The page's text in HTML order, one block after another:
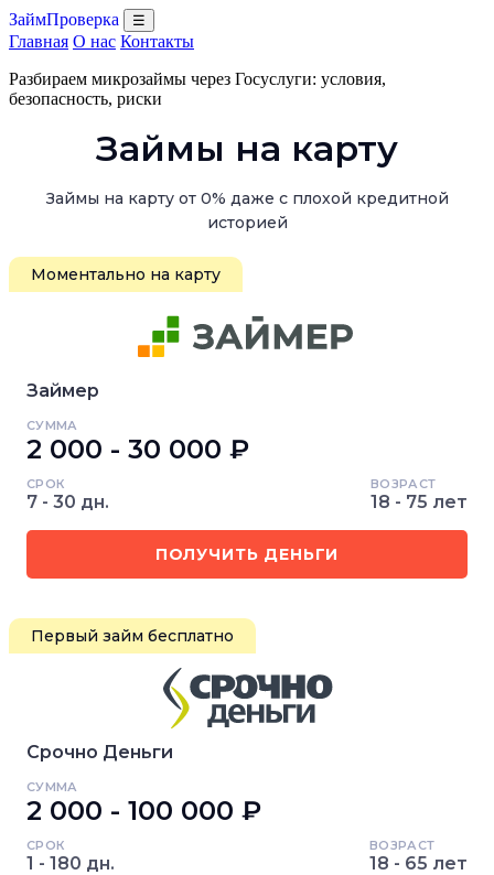
ЗаймПроверка ☰
Главная О нас Контакты
Разбираем микрозаймы через Госуслуги: условия,
безопасность, риски
Займы на карту
Займы на карту от 0% даже с плохой кредитной
историей
Моментально на карту
Займер
СУММА
2 000 - 30 000 ₽
СРОК
7 - 30 дн.
ВОЗРАСТ
18 - 75 лет
ПОЛУЧИТЬ ДЕНЬГИ
Первый займ бесплатно
Срочно Деньги
СУММА
2 000 - 100 000 ₽
СРОК
1 - 180 дн.
ВОЗРАСТ
18 - 65 лет